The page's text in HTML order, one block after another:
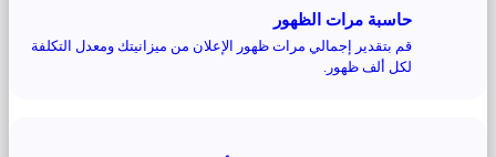
حاسبة مرات الظهور
قم بتقدير إجمالي مرات ظهور الإعلان من ميزانيتك ومعدل التكلفة
لكل ألف ظهور.